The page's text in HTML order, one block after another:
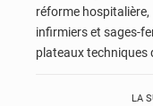
réforme hospitalière,
infirmiers et sages-
plateaux techniques
LA